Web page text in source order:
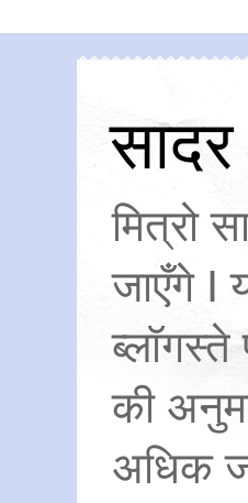
मित्रो
जाएँगे I
की
अधिक